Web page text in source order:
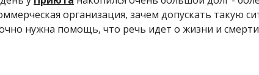
организация, зачем допускать такую
нужна помощь, что речь идет о жизни и